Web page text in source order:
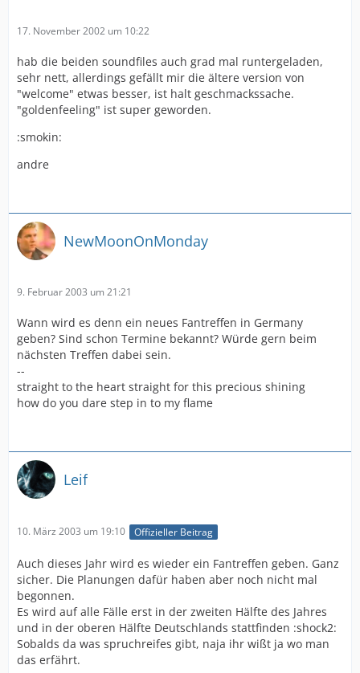
17. November 2002 um 10:22
hab die beiden soundfiles auch grad mal runtergeladen,
sehr nett, allerdings gefällt mir die ältere version von
"welcome" etwas besser, ist halt geschmackssache.
"goldenfeeling" ist super geworden.
:smokin:
andre
NewMoonOnMonday
9. Februar 2003 um 21:21
Wann wird es denn ein neues Fantreffen in Germany
geben? Sind schon Termine bekannt? Würde gern beim
nächsten Treffen dabei sein.
--
straight to the heart straight for this precious shining
how do you dare step in to my flame
Leif
10. März 2003 um 19:10 Offizieller Beitrag
Auch dieses Jahr wird es wieder ein Fantreffen geben. Ganz
sicher. Die Planungen dafür haben aber noch nicht mal
begonnen.
Es wird auf alle Fälle erst in der zweiten Hälfte des Jahres
und in der oberen Hälfte Deutschlands stattfinden :shock2:
Sobalds da was spruchreifes gibt, naja ihr wißt ja wo man
das erfährt.